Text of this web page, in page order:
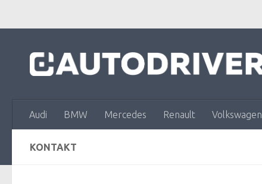
Audi BMW Mercedes Renault Volkswagen
KONTAKT